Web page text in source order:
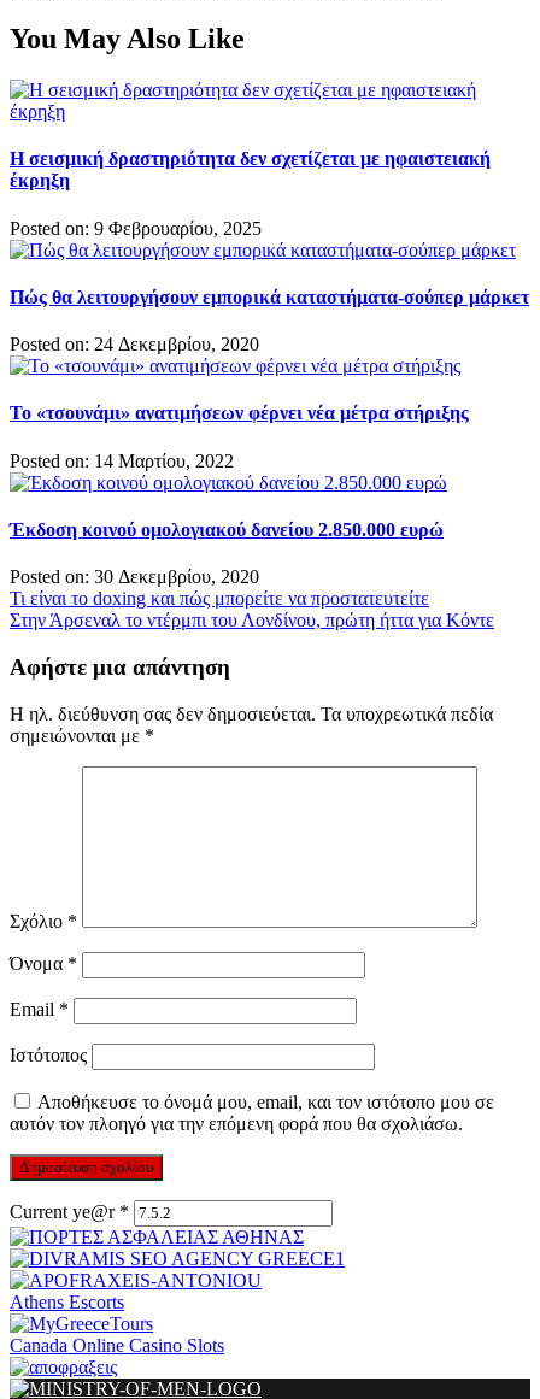
You May Also Like
Η σεισμική δραστηριότητα δεν σχετίζεται με ηφαιστειακή
έκρηξη
Posted on: 9 Φεβρουαρίου, 2025
Πώς θα λειτουργήσουν εμπορικά καταστήματα-σούπερ μάρκετ
Posted on: 24 Δεκεμβρίου, 2020
Το «τσουνάμι» ανατιμήσεων φέρνει νέα μέτρα στήριξης
Posted on: 14 Μαρτίου, 2022
Έκδοση κοινού ομολογιακού δανείου 2.850.000 ευρώ
Posted on: 30 Δεκεμβρίου, 2020
Πλοήγηση
άρθρων
Τι είναι το doxing και πώς μπορείτε να προστατευτείτε
Στην Άρσεναλ το ντέρμπι του Λονδίνου, πρώτη ήττα για Κόντε
Αφήστε μια απάντηση
Η ηλ. διεύθυνση σας δεν δημοσιεύεται. Τα υποχρεωτικά πεδία
σημειώνονται με *
Σχόλιο *
Όνομα *
Email *
Ιστότοπος
Αποθήκευσε το όνομά μου, email, και τον ιστότοπο μου σε
αυτόν τον πλοηγό για την επόμενη φορά που θα σχολιάσω.
Current ye@r *
Athens Escorts
Canada Online Casino Slots